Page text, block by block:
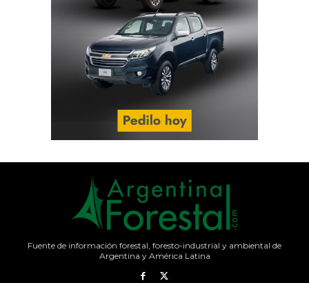
Fuente de información forestal, foresto-industrial y ambiental de
Argentina y América Latina